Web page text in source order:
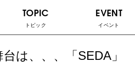
TOPIC
トピック
EVENT
イベント
は、、、「SEDA」